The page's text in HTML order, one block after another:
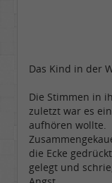
Das Kind in der
Die Stimmen in
zuletzt war es
aufhören wollte.
die Ecke
gelegt und